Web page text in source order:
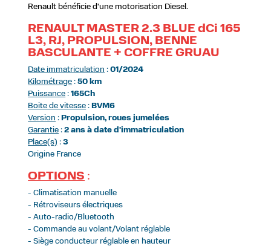
Renault bénéficie d'une motorisation Diesel.
RENAULT MASTER 2.3 BLUE dCi 165
L3, RJ, PROPULSION, BENNE
BASCULANTE + COFFRE GRUAU
Date immatriculation :01/2024
Kilométrage :50 km
Puissance :165Ch
Boite de vitesse : BVM6
Version : Propulsion, roues jumelées
Garantie :2 ans à date d'immatriculation
Place(s) :3
Origine France
OPTIONS :
- Climatisation manuelle
- Rétroviseurs électriques
- Auto-radio/Bluetooth
- Commande au volant/Volant réglable
- Siège conducteur réglable en hauteur